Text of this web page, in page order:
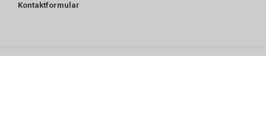
Kontaktformular